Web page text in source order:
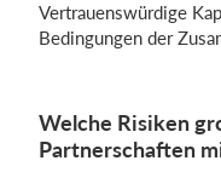
Vertrauenswürdige
Bedingungen der
Welche Risiken
Partnerschaften